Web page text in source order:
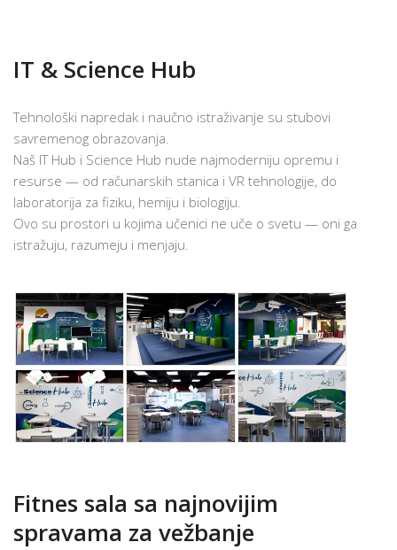
IT & Science Hub
Tehnološki napredak i naučno istraživanje su stubovi
savremenog obrazovanja.
Naš IT Hub i Science Hub nude najmoderniju opremu i
resurse — od računarskih stanica i VR tehnologije, do
laboratorija za fiziku, hemiju i biologiju.
Ovo su prostori u kojima učenici ne uče o svetu — oni ga
istražuju, razumeju i menjaju.
Fitnes sala sa najnovijim
spravama za vežbanje